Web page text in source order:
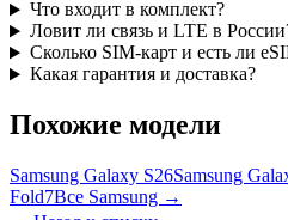
Что входит в комплект?
Ловит ли связь и LTE в
Сколько SIM-карт и есть ли
Какая гарантия и доставка?
Похожие модели
Samsung Galaxy S26Samsung
Fold7Все Samsung →